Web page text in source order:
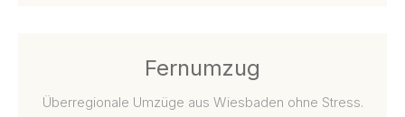
Fernumzug
Überregionale Umzüge aus Wiesbaden ohne Stress.